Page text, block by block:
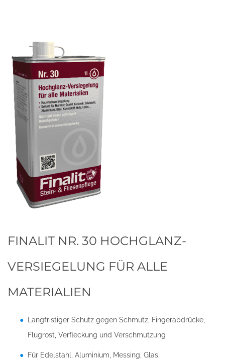
FINALIT NR. 30 HOCHGLANZ-
VERSIEGELUNG FÜR ALLE
MATERIALIEN
Langfristiger Schutz gegen Schmutz, Fingerabdrücke,
Flugrost, Verfleckung und Verschmutzung
Für Edelstahl, Aluminium, Messing, Glas,